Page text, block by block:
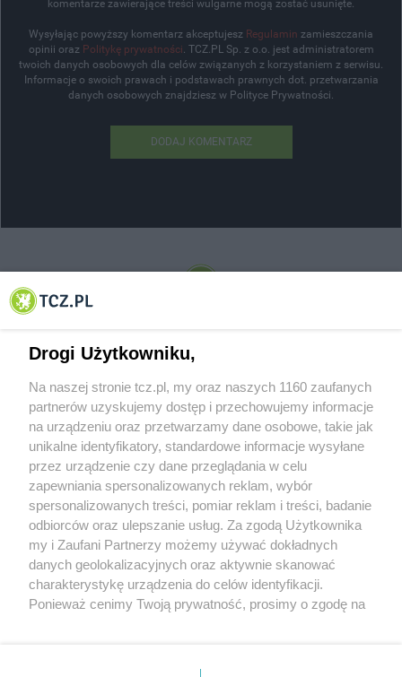
komentarze zawierające treści wulgarne mogą zostać usunięte.
Wysyłając powyższy komentarz akceptujesz Regulamin zamieszczania
opinii oraz Politykę prywatności . TCZ.PL Sp. z o.o. jest administratorem
twoich danych osobowych dla celów związanych z korzystaniem z serwisu.
Informacje o swoich prawach i podstawach prawnych dot. przetwarzania
danych osobowych znajdziesz w Polityce Prywatności.
DODAJ KOMENTARZ
© 2001-2026 Tczew - TCZ.PL Sp. z o.o. Internetowy Serwis Informacyjny Miasta
O FIRMIE POLITYKA PRYWATNOŚCI HOSTING
REKLAMA WSPÓŁPRACA RSS FACEBOOK KONTAKT
Nasze serwisy
Aktualności
Tcz24
Muzyka i kultura
Archiwum wydarzeń
Drogi Użytkowniku,
Na naszej stronie tcz.pl, my oraz naszych 1160 zaufanych
partnerów uzyskujemy dostęp i przechowujemy informacje
na urządzeniu oraz przetwarzamy dane osobowe, takie jak
unikalne identyfikatory, standardowe informacje wysyłane
przez urządzenie czy dane przeglądania w celu
zapewniania spersonalizowanych reklam, wybór
spersonalizowanych treści, pomiar reklam i treści, badanie
odbiorców oraz ulepszanie usług. Za zgodą Użytkownika
my i Zaufani Partnerzy możemy używać dokładnych
danych geolokalizacyjnych oraz aktywnie skanować
charakterystykę urządzenia do celów identyfikacji.
Ponieważ cenimy Twoją prywatność, prosimy o zgodę na